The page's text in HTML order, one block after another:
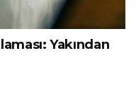
Yakından